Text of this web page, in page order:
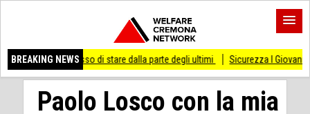
BREAKING NEWS
smesso di stare dalla parte degli ultimi Sicurezza I Giovani Democratici
Paolo Losco con la mia